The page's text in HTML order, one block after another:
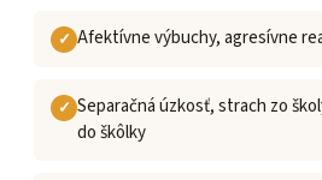
Afektívne výbuchy, agresívne
Separačná úzkosť, strach zo
do škôlky